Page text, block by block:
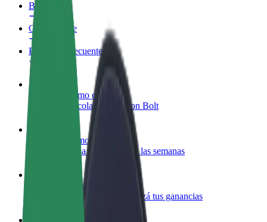
Beneficios
Cómo unirse
Preguntas frecuentes
Colaborar como conductor
Gana dinero colaborando con Bolt
Colaborar como repartidor
Repartí comida y cobrá todas las semanas
Añadir un restaurante o tienda
Llegá a más clientes y maximizá tus ganancias